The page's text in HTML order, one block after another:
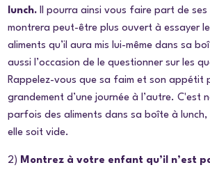
lunch. Il pourra ainsi vous faire part de
montrera peut-être plus ouvert à essayer
aliments qu’il aura mis lui-même dans sa
aussi l’occasion de le questionner sur les
Rappelez-vous que sa faim et son appétit
grandement d’une journée à l’autre. C'est
parfois des aliments dans sa boîte à
elle soit vide.
2) Montrez à votre enfant qu’il n’est